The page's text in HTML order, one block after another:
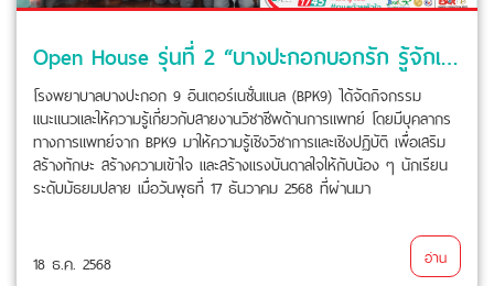
Open House รุ่นที่ 2 “บางปะกอกบอกรัก รู้จักเส้นทางสายอาชีพในโรงพยาบาล” ร่วมกับ โรงเรียนสารสาสน์วิเทศศึกษา
โรงพยาบาลบางปะกอก 9 อินเตอร์เนชั่นแนล (BPK9) ได้จัดกิจกรรม
แนะแนวและให้ความรู้เกี่ยวกับสายงานวิชาชีพด้านการแพทย์ โดยมีบุคลากร
ทางการแพทย์จาก BPK9 มาให้ความรู้เชิงวิชาการและเชิงปฏิบัติ เพื่อเสริม
สร้างทักษะ สร้างความเข้าใจ และสร้างแรงบันดาลใจให้กับน้อง ๆ นักเรียน
ระดับมัธยมปลาย เมื่อวันพุธที่ 17 ธันวาคม 2568 ที่ผ่านมา
18 ธ.ค. 2568 อ่าน